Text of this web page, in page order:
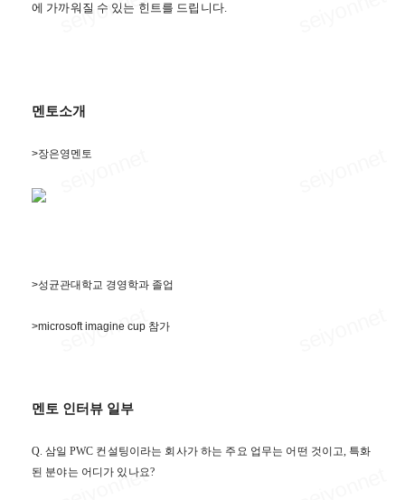
에 가까워질 수 있는 힌트를 드립니다.
멘토소개
>장은영멘토
>성균관대학교 경영학과 졸업
>microsoft imagine cup 참가
멘토 인터뷰 일부
Q. 삼일PWC 컨설팅이라는 회사가 하는 주요 업무는 어떤 것이고, 특화
된 분야는 어디가 있나요?